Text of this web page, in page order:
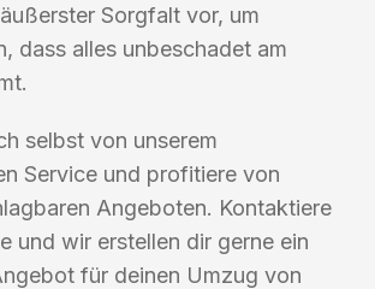
Sorgfalt vor, um
dass alles unbeschadet am
selbst von unserem
Service und profitiere von
Angeboten. Kontaktiere
und wir erstellen dir gerne ein
für deinen Umzug von